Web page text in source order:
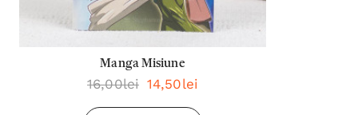
Manga Misiune
16,00lei 14,50lei